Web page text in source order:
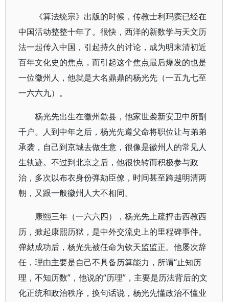
《算法统宗》出版的时候，传教士利玛窦已经在
中国活动整整十年了。很快，西洋的新数学与天文历
法一起传入中国，引起持久的讨论，成为明末清初近
百年文化史的焦点，而引起这个焦点最后爆发的也是
一位徽州人，他就是大名鼎鼎的杨光先（一五九七至
一六六九）。
杨光先出生在徽州歙县，他家世袭新安卫中所副
千户。人到中年之后，杨光先遵父命将职位让与弟弟
承袭，自己到京城去做生意，很像是徽州人的常见人
生轨迹。不过到北京之后，他很快转而积极参与政
治，多次以布衣身份弹劾臣僚，时间甚至跨越明清两
朝，又跟一般徽州人大不相同。
康熙三年（一六六四），杨光先上疏抨击西教西
历，掀起康熙历狱，是中外交流史上的里程碑事件。
弹劾成功后，杨光先被任命为钦天监监正。他屡次辞
任，理由主要是自己不具备历算能力，所谓“止知历
理，不知历数”，他说的“历理”，主要是历法背后的文
化正统和政治秩序，换句话说，杨光先懂政治不懂业